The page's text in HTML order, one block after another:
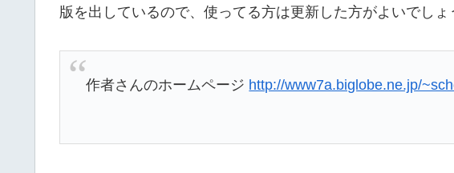
版を出しているので、使ってる方は更新した方がよいでしょ
作者さんのホームページ http://www7a.biglobe.ne.jp/